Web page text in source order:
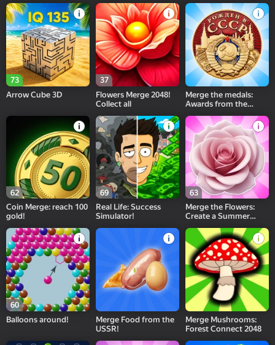
73
Arrow Cube 3D
37
Flowers Merge 2048!
Collect all
Merge the medals:
Awards from the
62
Coin Merge: reach 100
gold!
69
Real Life: Success
Simulator!
63
Merge the Flowers:
Create a Summer
60
Balloons around!
Merge Food from the
USSR!
Merge Mushrooms:
Forest Connect 2048